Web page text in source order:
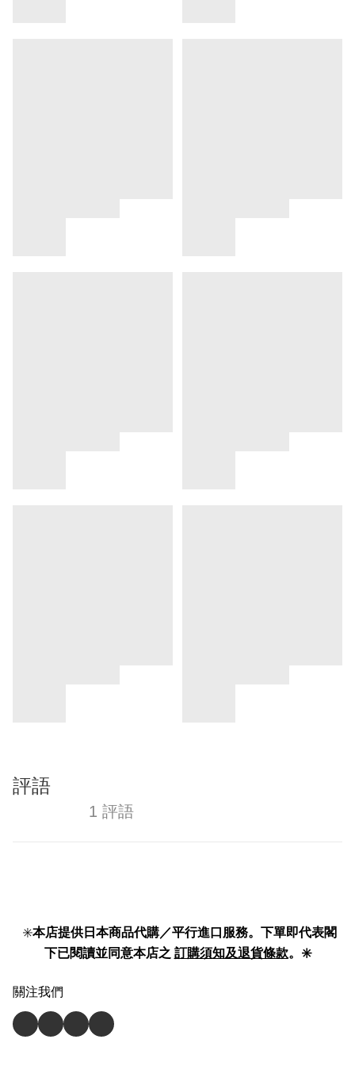
評語
1 評語
✳️本店提供日本商品代購／平行進口服務。下單即代表閣
下已閱讀並同意本店之 訂購須知及退貨條款。✳️
關注我們